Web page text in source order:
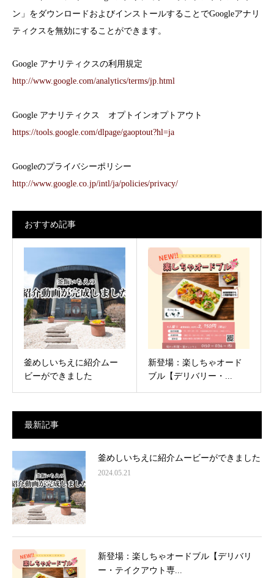
ン」をダウンロードおよびインストールすることでGoogleアナリ
ティクスを無効にすることができます。
Google アナリティクスの利用規定
http://www.google.com/analytics/terms/jp.html
Google アナリティクス オプトインオプトアウト
https://tools.google.com/dlpage/gaoptout?hl=ja
Googleのプライバシーポリシー
http://www.google.co.jp/intl/ja/policies/privacy/
おすすめ記事
釜めしいちえに紹介ムー
ビーができました
新登場：楽しちゃオード
ブル【デリバリー・...
最新記事
釜めしいちえに紹介ムービーができました
2024.05.21
新登場：楽しちゃオードブル【デリバリ
ー・テイクアウト専...